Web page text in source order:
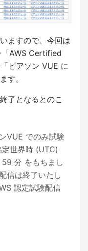
ますので、今回は
「AWS Certified
ピアソン VUE に
す。
了となるとのこ
VUE でのみ試験
世界時 (UTC)
分 をもちまし
信は終了いたし
認定試験配信